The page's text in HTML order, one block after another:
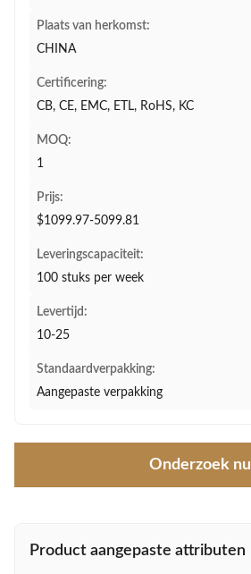
Plaats van herkomst:
CHINA
Certificering:
CB, CE, EMC, ETL, RoHS, KC
MOQ:
1
Prijs:
$1099.97-5099.81
Leveringscapaciteit:
100 stuks per week
Levertijd:
10-25
Standaardverpakking:
Aangepaste verpakking
Onderzoek nu
Product aangepaste attributen